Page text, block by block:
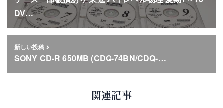
DV…
新しい投稿
SONY CD-R 650MB (CDQ-74BN/CDQ-…
関連記事